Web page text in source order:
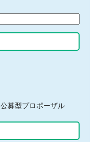
公募型プロポーザル